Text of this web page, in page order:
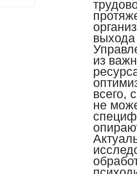
выхода
из
всего,
не